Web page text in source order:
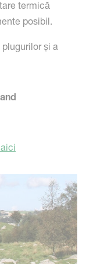
termică
posibil.
și a